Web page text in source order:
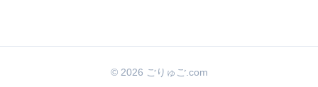
© 2026 ごりゅご.com